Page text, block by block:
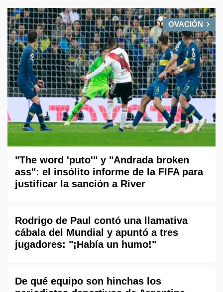
OVACIÓN
"The word 'puto'" y "Andrada broken
ass": el insólito informe de la FIFA para
justificar la sanción a River
Rodrigo de Paul contó una llamativa
cábala del Mundial y apuntó a tres
jugadores: "¡Había un humo!"
De qué equipo son hinchas los